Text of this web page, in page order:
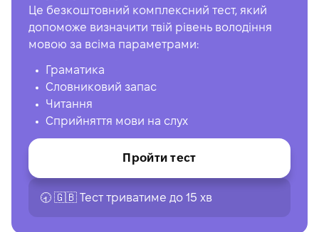
Це безкоштовний комплексний тест, який
допоможе визначити твій рівень володіння
мовою за всіма параметрами:
Граматика
Словниковий запас
Читання
Сприйняття мови на слух
Пройти тест
🕣 🇬🇧 Тест триватиме до 15 хв